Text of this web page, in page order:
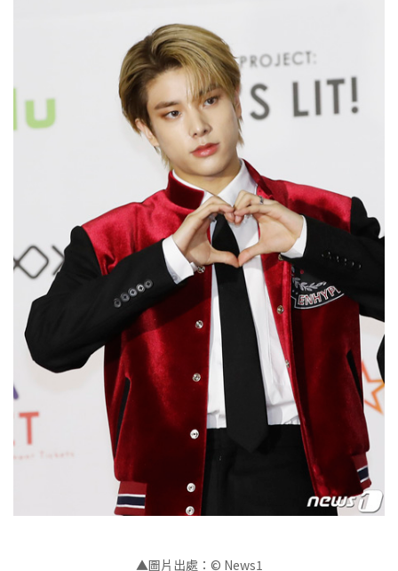
▲圖片出處：© News1